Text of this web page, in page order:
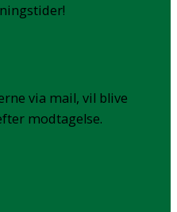
via mail, vil blive
modtagelse.